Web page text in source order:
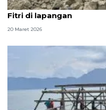
Masjid dihantam
Fitri di lapangan
20 Maret 2026